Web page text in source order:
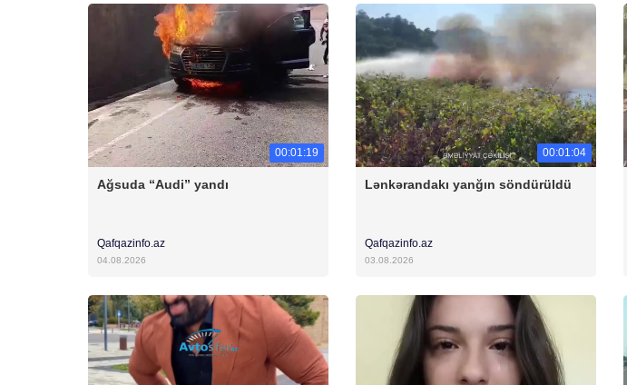
00:01:19
Ağsuda “Audi” yandı
Qafqazinfo.az
04.08.2026
00:01:04
Lənkərandakı yanğın söndürüldü
Qafqazinfo.az
03.08.2026